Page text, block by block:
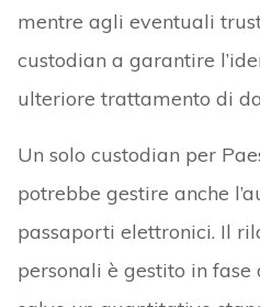
mentre agli eventuali
custodian a garantire
ulteriore trattamento di
Un solo custodian per
potrebbe gestire anche
passaporti elettronici. Il
personali è gestito in